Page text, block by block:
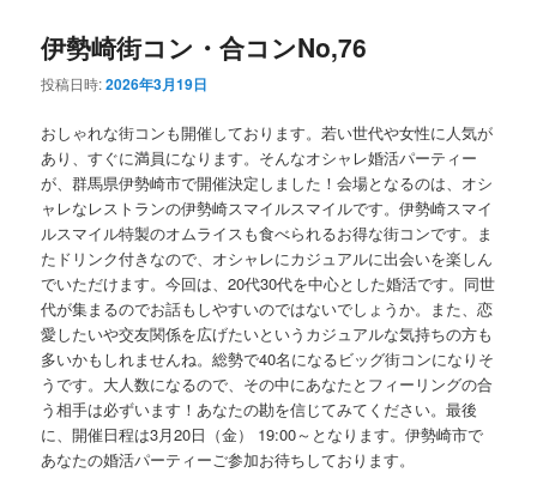
伊勢崎街コン・合コンNo,76
投稿日時:2026年3月19日
おしゃれな街コンも開催しております。若い世代や女性に人気が
あり、すぐに満員になります。そんなオシャレ婚活パーティー
が、群馬県伊勢崎市で開催決定しました！会場となるのは、オシ
ャレなレストランの伊勢崎スマイルスマイルです。伊勢崎スマイ
ルスマイル特製のオムライスも食べられるお得な街コンです。ま
たドリンク付きなので、オシャレにカジュアルに出会いを楽しん
でいただけます。今回は、20代30代を中心とした婚活です。同世
代が集まるのでお話もしやすいのではないでしょうか。また、恋
愛したいや交友関係を広げたいというカジュアルな気持ちの方も
多いかもしれませんね。総勢で40名になるビッグ街コンになりそ
うです。大人数になるので、その中にあなたとフィーリングの合
う相手は必ずいます！あなたの勘を信じてみてください。最後
に、開催日程は3月20日（金） 19:00～となります。伊勢崎市で
あなたの婚活パーティーご参加お待ちしております。